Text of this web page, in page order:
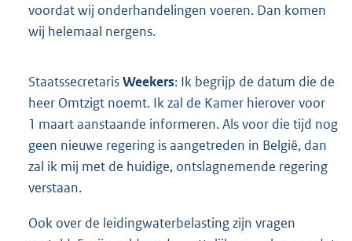
voordat wij onderhandelingen voeren. Dan komen
wij helemaal nergens.
StaatssecretarisWeekers: Ik begrijp de datum die de
heer Omtzigt noemt. Ik zal de Kamer hierover voor
1 maart aanstaande informeren. Als voor die tijd nog
geen nieuwe regering is aangetreden in België, dan
zal ik mij met de huidige, ontslagnemende regering
verstaan.
Ook over de leidingwaterbelasting zijn vragen